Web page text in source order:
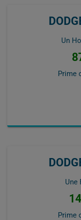
Un
Prime
Une
Prime